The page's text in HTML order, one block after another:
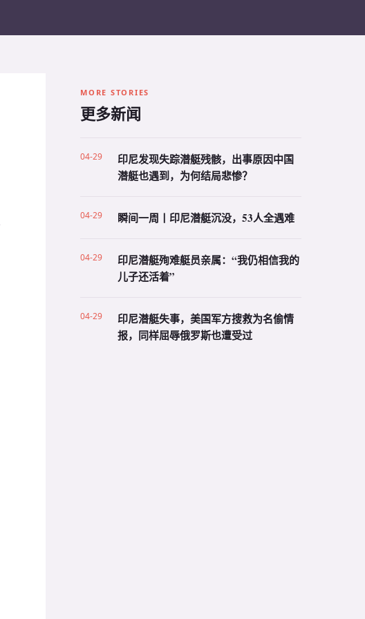
MORE STORIES
更多新闻
04-29
印尼发现失踪潜艇残骸，出事原因中国
潜艇也遇到，为何结局悲惨？
04-29 瞬间一周丨印尼潜艇沉没，53人全遇难
04-29
印尼潜艇殉难艇员亲属：“我仍相信我的
儿子还活着”
04-29
印尼潜艇失事，美国军方搜救为名偷情
报，同样屈辱俄罗斯也遭受过